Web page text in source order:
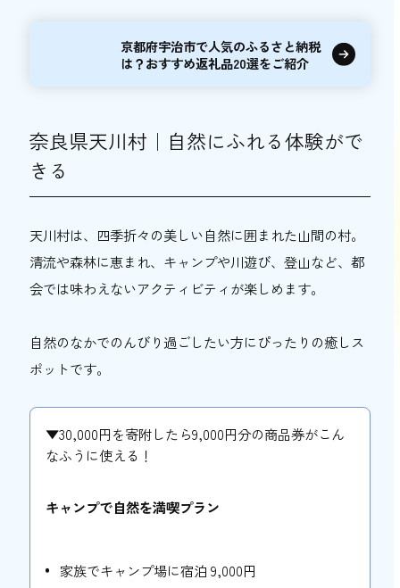
京都府宇治市で人気のふるさと納税
は？おすすめ返礼品20選をご紹介
奈良県天川村｜自然にふれる体験がで
きる
天川村は、四季折々の美しい自然に囲まれた山間の村。
清流や森林に恵まれ、キャンプや川遊び、登山など、都
会では味わえないアクティビティが楽しめます。
自然のなかでのんびり過ごしたい方にぴったりの癒しス
ポットです。
▼30,000円を寄附したら9,000円分の商品券がこん
なふうに使える！
キャンプで自然を満喫プラン
家族でキャンプ場に宿泊 9,000円